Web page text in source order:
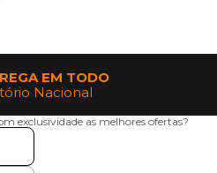
EM TODO
Nacional
exclusividade as melhores ofertas?